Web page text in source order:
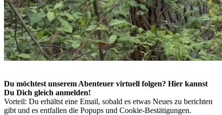
Du möchtest unserem Abenteuer virtuell folgen? Hier kannst
Du Dich gleich anmelden!
Vorteil: Du erhältst eine Email, sobald es etwas Neues zu berichten
gibt und es entfallen die Popups und Cookie-Bestätigungen.